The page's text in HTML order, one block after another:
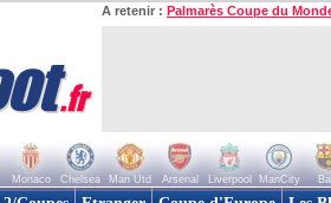
A retenir : Palmarès Coupe du
Monaco Chelsea Man Utd Arsenal Liverpool ManCity